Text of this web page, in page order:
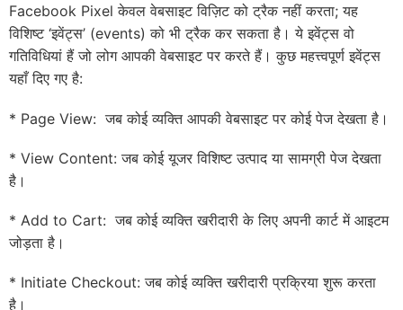
Facebook Pixel केवल वेबसाइट विज़िट को ट्रैक नहीं करता; यह
विशिष्ट ‘इवेंट्स’ (events) को भी ट्रैक कर सकता है। ये इवेंट्स वो
गतिविधियां हैं जो लोग आपकी वेबसाइट पर करते हैं। कुछ महत्त्वपूर्ण इवेंट्स
यहाँ दिए गए है:
* Page View: जब कोई व्यक्ति आपकी वेबसाइट पर कोई पेज देखता है।
* View Content: जब कोई यूजर विशिष्ट उत्पाद या सामग्री पेज देखता
है।
* Add to Cart: जब कोई व्यक्ति खरीदारी के लिए अपनी कार्ट में आइटम
जोड़ता है।
* Initiate Checkout: जब कोई व्यक्ति खरीदारी प्रक्रिया शुरू करता
है।